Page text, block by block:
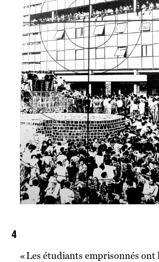
4
« Les étudiants emprisonnés